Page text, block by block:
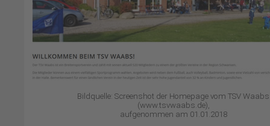
Bildquelle: Screenshot der Homepage vom TSV Waabs
(www.tsvwaabs.de),
aufgenommen am 01.01.2018